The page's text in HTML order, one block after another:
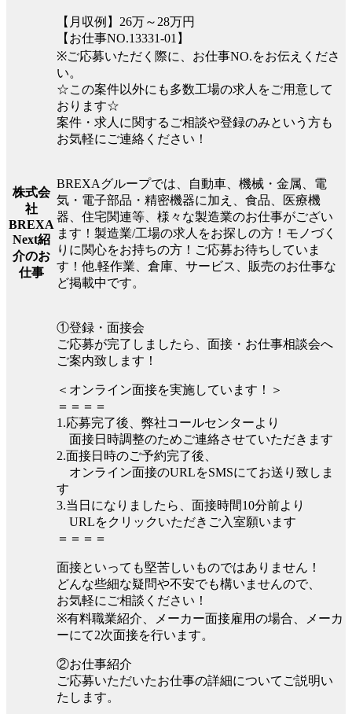
【月収例】26万～28万円
【お仕事NO.13331-01】
※ご応募いただく際に、お仕事NO.をお伝えくださ
い。
☆この案件以外にも多数工場の求人をご用意して
おります☆
案件・求人に関するご相談や登録のみという方も
お気軽にご連絡ください！
株式会
社
BREXA
Next紹
介のお
仕事
BREXAグループでは、自動車、機械・金属、電
気・電子部品・精密機器に加え、食品、医療機
器、住宅関連等、様々な製造業のお仕事がござい
ます！製造業/工場の求人をお探しの方！モノづく
りに関心をお持ちの方！ご応募お待ちしていま
す！他.軽作業、倉庫、サービス、販売のお仕事な
ど掲載中です。
①登録・面接会
ご応募が完了しましたら、面接・お仕事相談会へ
ご案内致します！
＜オンライン面接を実施しています！＞
＝＝＝＝
1.応募完了後、弊社コールセンターより
面接日時調整のためご連絡させていただきます
2.面接日時のご予約完了後、
オンライン面接のURLをSMSにてお送り致しま
す
3.当日になりましたら、面接時間10分前より
URLをクリックいただきご入室願います
＝＝＝＝
面接といっても堅苦しいものではありません！
どんな些細な疑問や不安でも構いませんので、
お気軽にご相談ください！
※有料職業紹介、メーカー面接雇用の場合、メーカ
ーにて2次面接を行います。
②お仕事紹介
ご応募いただいたお仕事の詳細についてご説明い
たします。